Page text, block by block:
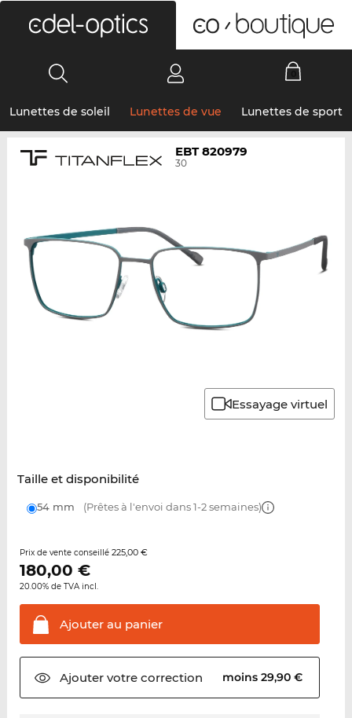
Lunettes de soleil Lunettes de vue Lunettes de sport
EBT 820979
30
Essayage virtuel
Taille et disponibilité
54 mm (Prêtes à l'envoi dans 1-2 semaines)
Prix de vente conseillé 225,00 €
180,00 €
20.00% de TVA incl.
Ajouter au panier
Ajouter votrecorrection moins 29,90 €